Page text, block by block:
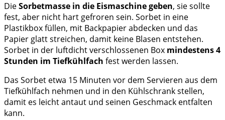
DieSorbetmasse in die Eismaschine geben, sie sollte
fest, aber nicht hart gefroren sein. Sorbet in eine
Plastikbox füllen, mit Backpapier abdecken und das
Papier glatt streichen, damit keine Blasen entstehen.
Sorbet in der luftdicht verschlossenen Box mindestens 4
Stunden im Tiefkühlfach fest werden lassen.
Das Sorbet etwa 15 Minuten vor dem Servieren aus dem
Tiefkühlfach nehmen und in den Kühlschrank stellen,
damit es leicht antaut und seinen Geschmack entfalten
kann.